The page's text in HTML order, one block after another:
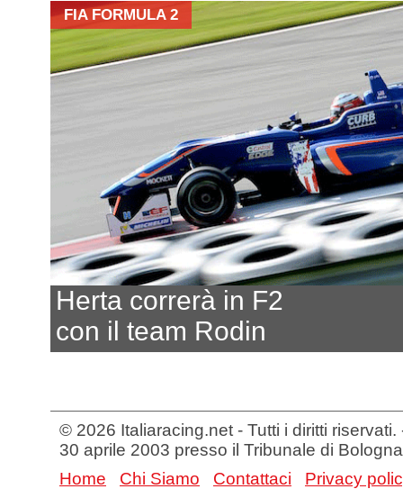
FIA FORMULA 2
Herta correrà in F2
con il team Rodin
© 2026 Italiaracing.net - Tutti i diritti
30 aprile 2003 presso il Tribunale di Bologna
Home
Chi Siamo Contattaci Privacy